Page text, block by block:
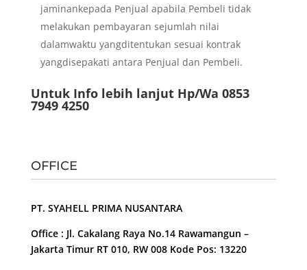
jaminankepada Penjual apabila Pembeli tidak
melakukan pembayaran sejumlah nilai
dalamwaktu yangditentukan sesuai kontrak
yangdisepakati antara Penjual dan Pembeli.
Untuk Info lebih lanjut Hp/Wa 0853
7949 4250
OFFICE
PT. SYAHELL PRIMA NUSANTARA
Office : Jl. Cakalang Raya No.14 Rawamangun –
Jakarta Timur RT 010, RW 008 Kode Pos: 13220